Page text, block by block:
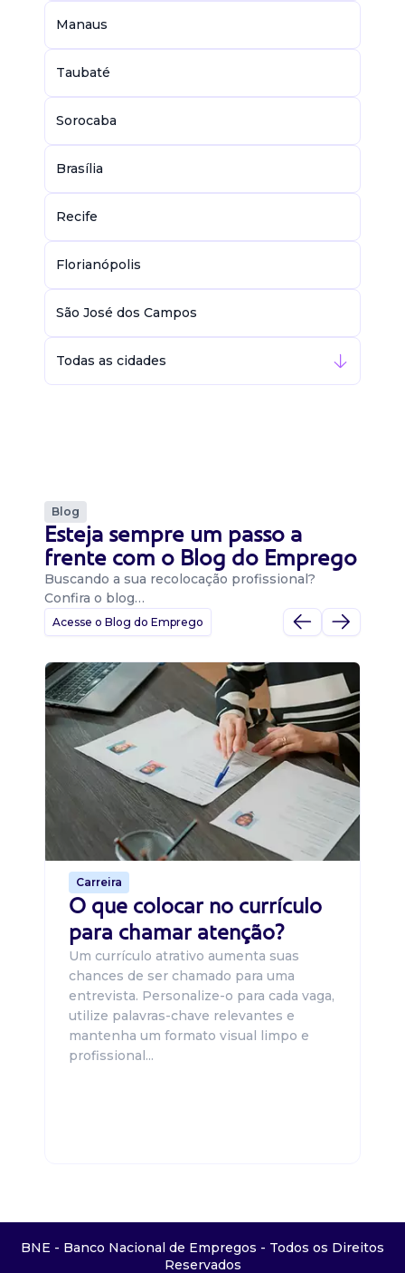
Manaus
Taubaté
Sorocaba
Brasília
Recife
Florianópolis
São José dos Campos
Todas as cidades
Blog
Esteja sempre um passo a
frente com o Blog do Emprego
Buscando a sua recolocação profissional?
Confira o blog…
Acesse o Blog do Emprego
Carreira
O que colocar no currículo
para chamar atenção?
Um currículo atrativo aumenta suas
chances de ser chamado para uma
entrevista. Personalize-o para cada vaga,
utilize palavras-chave relevantes e
mantenha um formato visual limpo e
profissional...
BNE - Banco Nacional de Empregos - Todos os Direitos
Reservados